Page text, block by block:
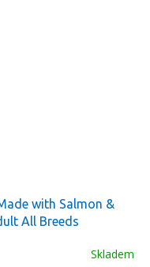
with Salmon &
All Breeds
Skladem